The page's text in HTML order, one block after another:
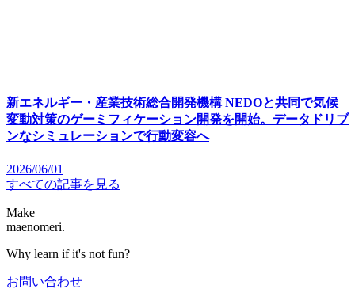
新エネルギー・産業技術総合開発機構 NEDOと共同で気候
変動対策のゲーミフィケーション開発を開始。データドリブ
ンなシミュレーションで行動変容へ
2026/06/01
すべての記事を見る
Make
maenomeri.
Why learn if it's not fun?
お問い合わせ